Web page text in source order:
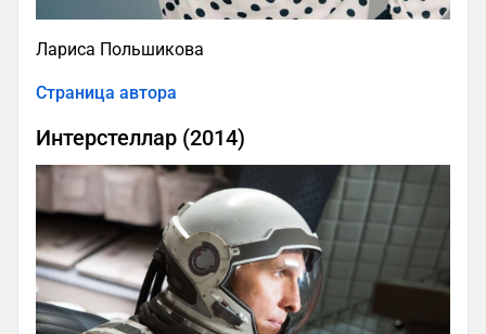
Лариса Польшикова
Страница автора
Интерстеллар (2014)